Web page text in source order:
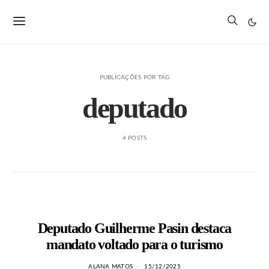
PUBLICAÇÕES POR TAG
deputado
4 POSTS
Deputado Guilherme Pasin destaca
mandato voltado para o turismo
ALANA MATOS 15/12/2025